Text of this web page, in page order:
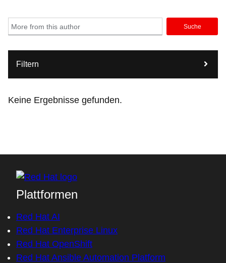
Suche
Filtern
Keine Ergebnisse gefunden.
Plattformen
Red Hat AI
Red Hat Enterprise Linux
Red Hat OpenShift
Red Hat Ansible Automation Platform